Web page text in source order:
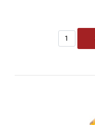
Quantità